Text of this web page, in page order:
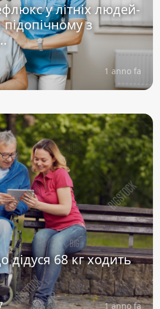
у літніх людей-
з
1 anno fa
дідуся 68 кг ходить
1 anno fa